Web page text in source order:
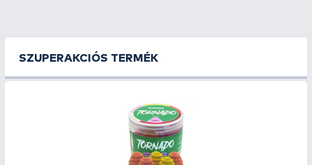
precízebben dolgozhat.
kialakítású csalizó tálcák közül választhatsz –
az egyszerű, asztallapra rögzíthető
modellektől a lábbal, állvánnyal vagy
SZUPERAKCIÓS TERMÉK